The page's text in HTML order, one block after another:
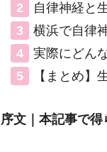
自律神経と
横浜で自律
実際にどん
【まとめ】
序文｜本記事で得